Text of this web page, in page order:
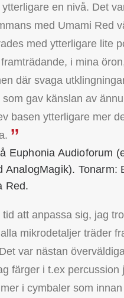
en nivå. Det
med Umami Red
med ytterligare lite
i mina
där svaga
gav känslan av
basen ytterligare mer
Euphonia Audioforum
AnalogMagik). Tonarm:
Red.
tid att anpassa sig, jag
mikrodetaljer träder
var nästan
färger i t.ex percussion
i cymbaler som